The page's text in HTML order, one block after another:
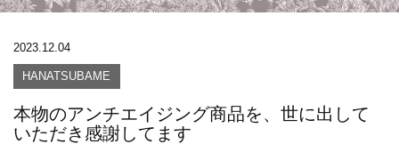
2023.12.04
HANATSUBAME
本物のアンチエイジング商品を、世に出して
いただき感謝してます